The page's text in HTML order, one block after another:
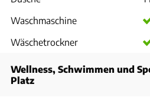
Waschmaschine
Wäschetrockner
Wellness, Schwimmen und
Platz